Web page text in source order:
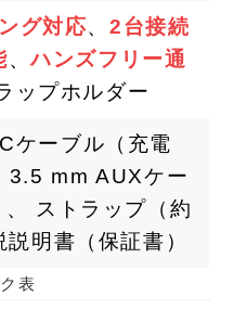
グ対応、2台接続
、ハンズフリー通
ップホルダー
ケーブル（充電
3.5 mm AUXケー
ストラップ（約
明書（保証書）
表